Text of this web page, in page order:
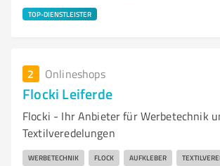
TOP-DIENSTLEISTER
2 Onlineshops
Flocki Leiferde
Flocki - Ihr Anbieter für Werbetechnik
Textilveredelungen
WERBETECHNIK FLOCK AUFKLEBER